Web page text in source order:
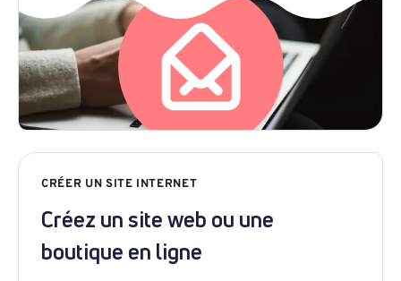
CRÉER UN SITE INTERNET
Créez un site web ou une
boutique en ligne